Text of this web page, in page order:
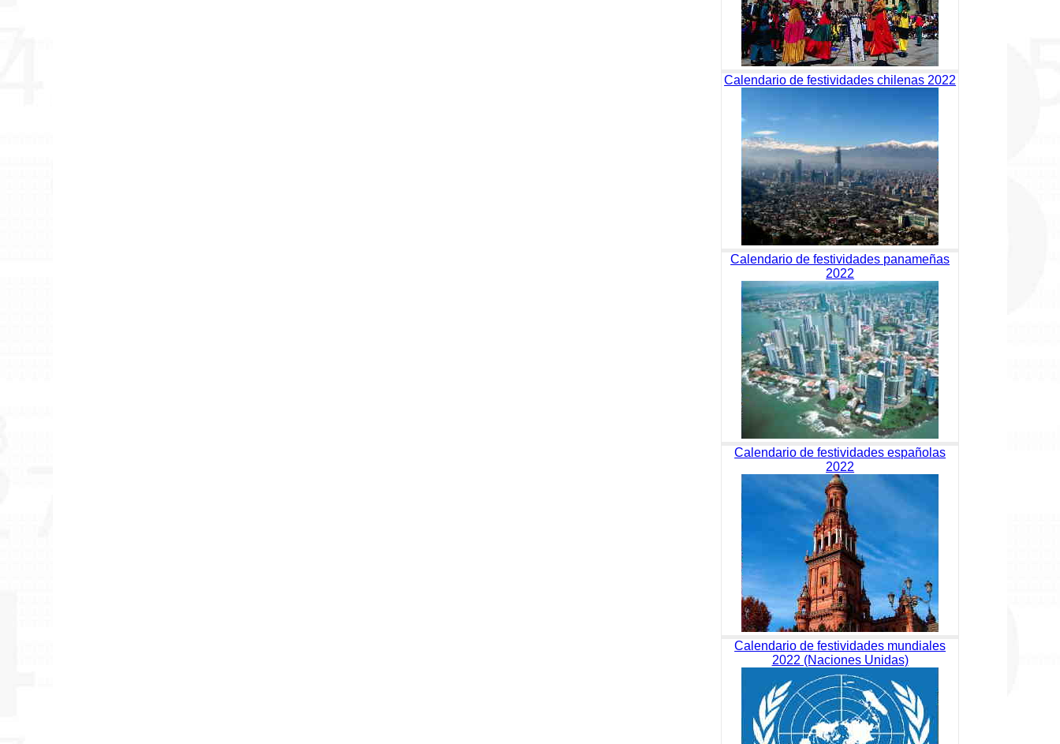
Calendario de festividades chilenas 2022
Calendario de festividades panameñas
2022
Calendario de festividades españolas
2022
Calendario de festividades mundiales
2022 (Naciones Unidas)